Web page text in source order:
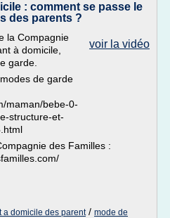
: comment se passe le
des parents ?
voir la vidéo
la Compagnie
à domicile,
garde.
de garde
maman/bebe-0-
structure-et-
des Familles :
a domicile des parent/ mode de